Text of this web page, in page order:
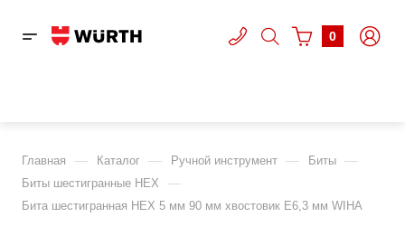
0
Главная — Каталог — Ручной инструмент — Биты —
Биты шестигранные HEX —
Бита шестигранная HEX 5 мм 90 мм хвостовик E6,3 мм WIHA